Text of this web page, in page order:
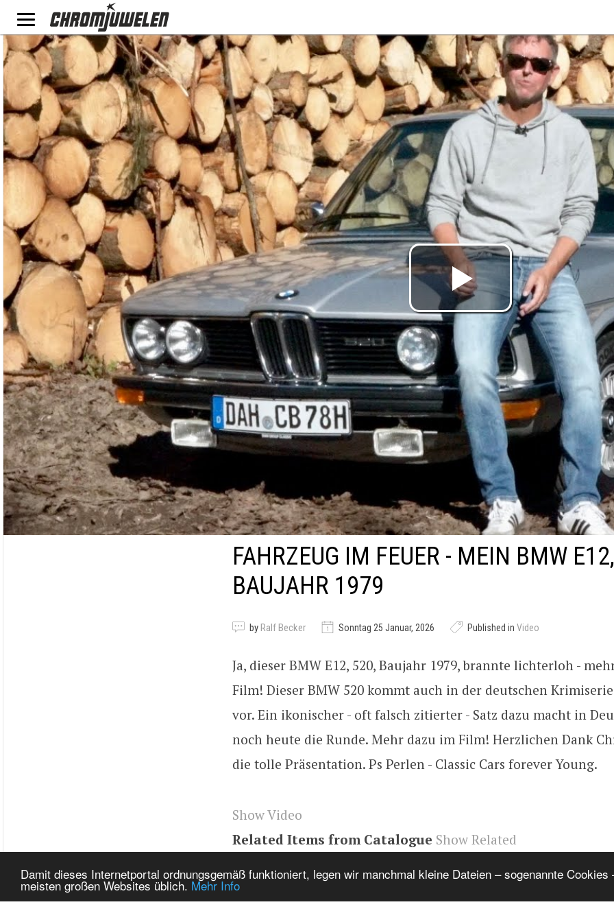
Damit dieses Internetportal ordnungsgemäß funktioniert, legen wir manchmal kleine Dateien – sogenannte
meisten großen Websites üblich. Mehr Info
FAHRZEUG IM FEUER - MEIN BMW
BAUJAHR 1979
by Ralf Becker Sonntag 25 Januar, 2026 Published in Video
Ja, dieser BMW E12, 520, Baujahr 1979, brannte lichterloh -
Film! Dieser BMW 520 kommt auch in der deutschen
vor. Ein ikonischer - oft falsch zitierter - Satz dazu macht in
noch heute die Runde. Mehr dazu im Film! Herzlichen Dank
die tolle Präsentation. Ps Perlen - Classic Cars forever Young.
Show Video
Related Items from Catalogue Show Related